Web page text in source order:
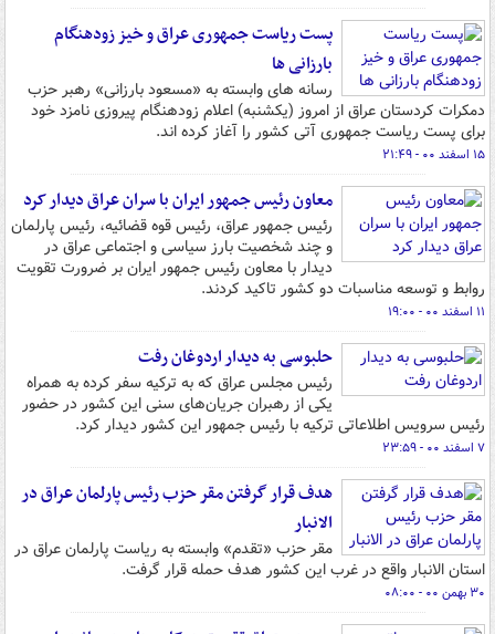
پست ریاست جمهوری عراق و خیز زودهنگام
بارزانی ها
رسانه های وابسته به «مسعود بارزانی» رهبر حزب
دمکرات کردستان عراق از امروز (یکشنبه) اعلام زودهنگام پیروزی نامزد خود
برای پست ریاست جمهوری آتی کشور را آغاز کرده اند.
۱۵ اسفند ۰۰ - ۲۱:۴۹
معاون رئیس جمهور ایران با سران عراق دیدار کرد
رئیس جمهور عراق، رئیس قوه قضائیه، رئیس پارلمان
و چند شخصیت بارز سیاسی و اجتماعی عراق در
دیدار با معاون رئیس جمهور ایران بر ضرورت تقویت
روابط و توسعه مناسبات دو کشور تاکید کردند.
۱۱ اسفند ۰۰ - ۱۹:۰۰
حلبوسی به دیدار اردوغان رفت
رئیس مجلس عراق که به ترکیه سفر کرده به همراه
یکی از رهبران جریان‌های سنی این کشور در حضور
رئیس سرویس اطلاعاتی ترکیه با رئیس جمهور این کشور دیدار کرد.
۷ اسفند ۰۰ - ۲۳:۵۹
هدف قرار گرفتن مقر حزب رئیس پارلمان عراق در
الانبار
مقر حزب «تقدم» وابسته به ریاست پارلمان عراق در
استان الانبار واقع در غرب این کشور هدف حمله قرار گرفت.
۳۰ بهمن ۰۰ - ۰۸:۰۰